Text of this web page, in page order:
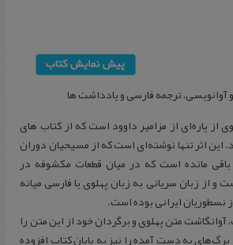
ترجمه فارسی و یادداشت ها
از پاره‌ای از مزامیر داوود است كه از كتاب‌ های
اثر تنها نوشته‌ای است که از مسیحیان دوران
مانده است که در میان قطعات مکشوفه در
از زبان سریانی به زبان پهلوی یا فارسی میانه
نسطوریان ایرانی بوده است.
متن پهلوی و برگردان خود از این متن را
به دست آمده را نیز به پایان كتاب افزوده